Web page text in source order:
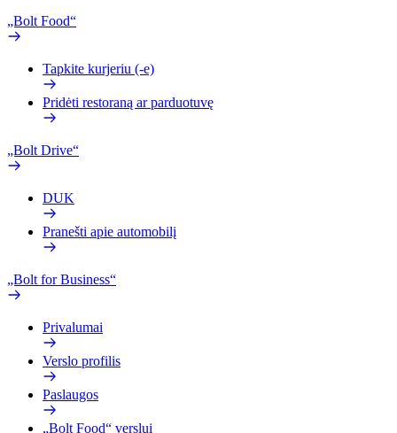
„Bolt Food“
Tapkite kurjeriu (-e)
Pridėti restoraną ar parduotuvę
„Bolt Drive“
DUK
Pranešti apie automobilį
„Bolt for Business“
Privalumai
Verslo profilis
Paslaugos
„Bolt Food“ verslui